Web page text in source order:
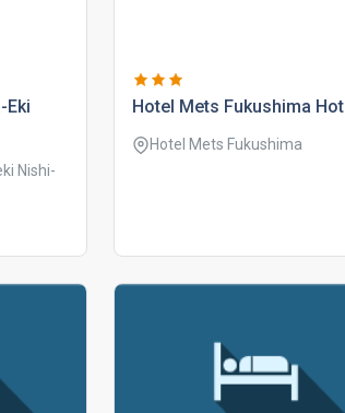
eki
Nishi-
hotel mets fukushima
Hotel Mets Fukushima